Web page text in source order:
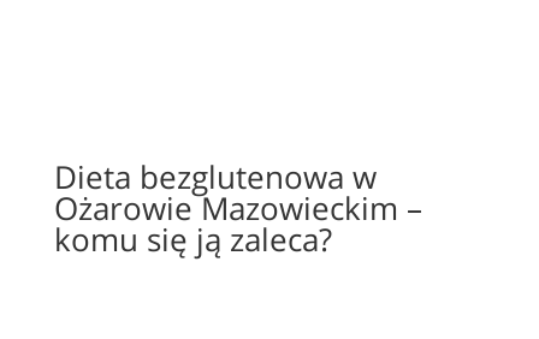
Dieta bezglutenowa w
Ożarowie Mazowieckim –
komu się ją zaleca?